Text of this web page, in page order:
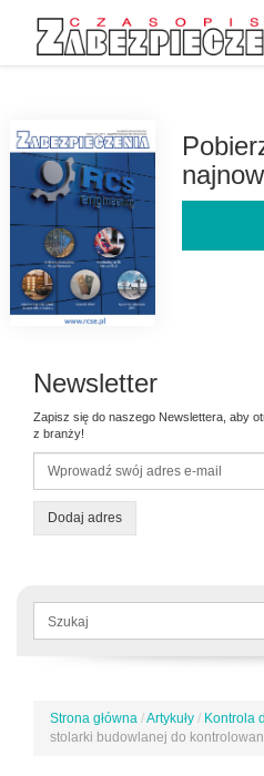
Newsletter
Zapisz się do naszego Newslettera, aby
z branży!
Dodaj adres
Formularz
wyszukiwania
Jesteś
tutaj
Strona główna /Artykuły / Kontrola
stolarki budowlanej do